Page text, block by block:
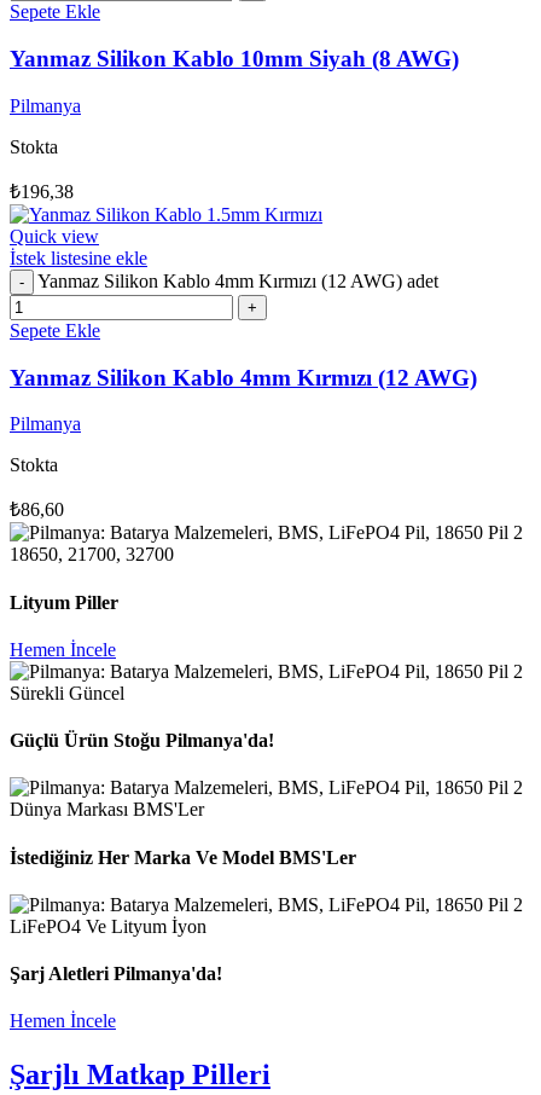
Sepete Ekle
Yanmaz Silikon Kablo 10mm Siyah (8 AWG)
Pilmanya
Stokta
₺196,38
Quick view
İstek listesine ekle
Yanmaz Silikon Kablo 4mm Kırmızı (12 AWG) adet
Sepete Ekle
Yanmaz Silikon Kablo 4mm Kırmızı (12 AWG)
Pilmanya
Stokta
₺86,60
18650, 21700, 32700
Lityum Piller
Hemen İncele
Sürekli Güncel
Güçlü Ürün Stoğu Pilmanya'da!
Dünya Markası BMS'Ler
İstediğiniz Her Marka Ve Model BMS'Ler
LiFePO4 Ve Lityum İyon
Şarj Aletleri Pilmanya'da!
Hemen İncele
Şarjlı Matkap Pilleri